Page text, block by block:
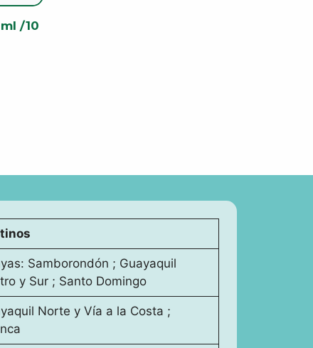
/10
Samborondón ; Guayaquil
y Sur ; Santo Domingo
Norte y Vía a la Costa ;